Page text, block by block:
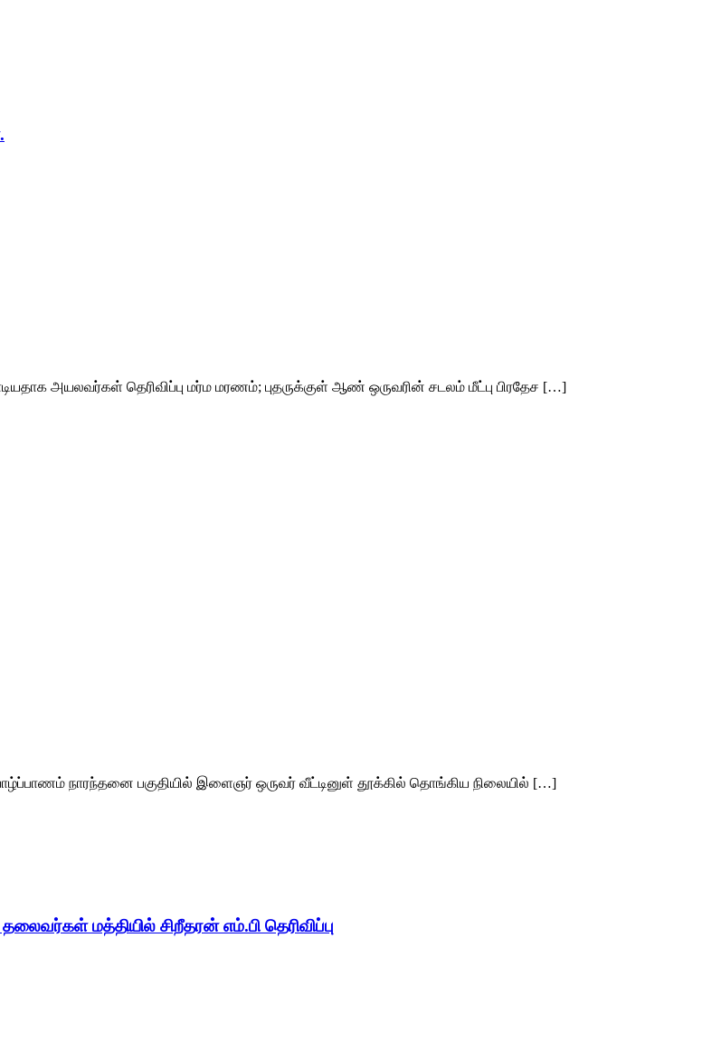
அயலவர்கள் தெரிவிப்பு மர்ம மரணம்; புதருக்குள் ஆண் ஒருவரின் சடலம் மீட்பு பிரதேச […]
நாரந்தனை பகுதியில் இளைஞர் ஒருவர் வீட்டினுள் தூக்கில் தொங்கிய நிலையில் […]
மத்தியில் சிறீதரன் எம்.பி தெரிவிப்பு